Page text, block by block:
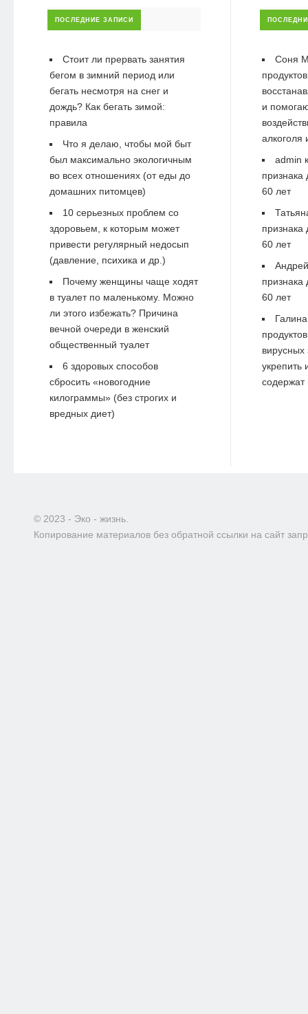
ПОСЛЕДНИЕ ЗАПИСИ
Стоит ли прервать занятия
бегом в зимний период или
бегать несмотря на снег и
дождь? Как бегать зимой:
правила
Что я делаю, чтобы мой быт
был максимально экологичным
во всех отношениях (от еды до
домашних питомцев)
10 серьезных проблем со
здоровьем, к которым может
привести регулярный недосып
(давление, психика и др.)
Почему женщины чаще ходят
в туалет по маленькому. Можно
ли этого избежать? Причина
вечной очереди в женский
общественный туалет
6 здоровых способов
сбросить «новогодние
килограммы» (без строгих и
вредных диет)
Соня
и
алкоголя
admin
60 лет
60 лет
Андрей
60 лет
Галина
вирусных
укрепить
содержат
© 2023 - Эко - жизнь.
Копирование материалов без обратной ссылки на сайт